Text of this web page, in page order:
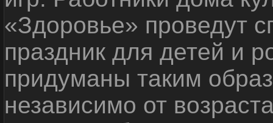
«Здоровье» проведут
праздник для детей и
придуманы таким
независимо от